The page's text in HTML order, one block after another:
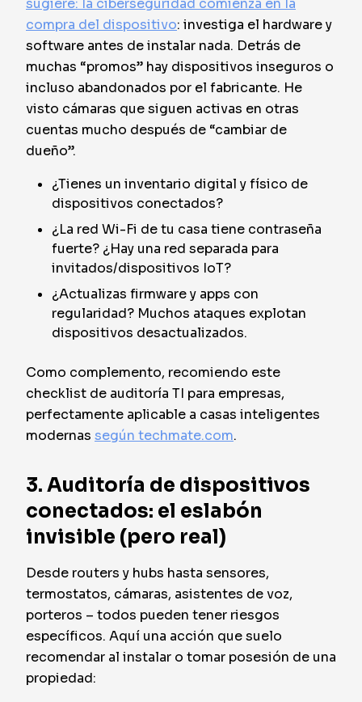
sugiere: la ciberseguridad comienza en la
compra del dispositivo: investiga el hardware y
software antes de instalar nada. Detrás de
muchas “promos” hay dispositivos inseguros o
incluso abandonados por el fabricante. He
visto cámaras que siguen activas en otras
cuentas mucho después de “cambiar de
dueño”.
¿Tienes un inventario digital y físico de
dispositivos conectados?
¿La red Wi-Fi de tu casa tiene contraseña
fuerte? ¿Hay una red separada para
invitados/dispositivos IoT?
¿Actualizas firmware y apps con
regularidad? Muchos ataques explotan
dispositivos desactualizados.
Como complemento, recomiendo este
checklist de auditoría TI para empresas,
perfectamente aplicable a casas inteligentes
modernas según techmate.com.
3. Auditoría de dispositivos
conectados: el eslabón
invisible (pero real)
Desde routers y hubs hasta sensores,
termostatos, cámaras, asistentes de voz,
porteros – todos pueden tener riesgos
específicos. Aquí una acción que suelo
recomendar al instalar o tomar posesión de una
propiedad: